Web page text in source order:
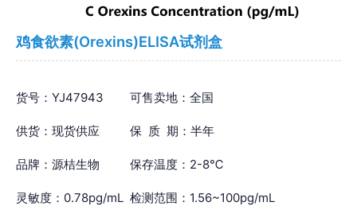
鸡食欲素(Orexins)ELISA试剂盒
货号：YJ47943 可售卖地：全国
供货：现货供应 保 质 期：半年
品牌：源桔生物 保存温度：2-8℃
灵敏度：0.78pg/mL 检测范围：1.56~100pg/mL